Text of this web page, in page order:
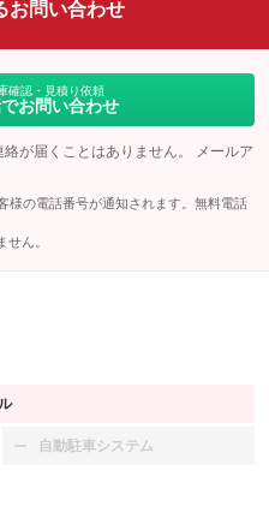
お問い合わせ
確認・見積り依頼
お問い合わせ
が届くことはありません。 メールア
の電話番号が通知されます。無料電話
ん。
自動駐車システム
：装備なし